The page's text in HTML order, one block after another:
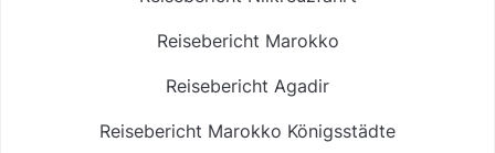
Reisebericht Marokko
Reisebericht Agadir
Reisebericht Marokko Königsstädte